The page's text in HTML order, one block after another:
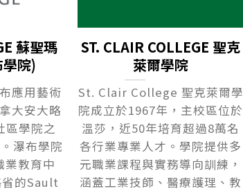
蘇聖瑪
院)
應用藝術
大安大略
區學院之
瀑布學院
業教育中
的Sault
ST. CLAIR COLLEGE 聖克
萊爾學院
St. Clair College 聖克萊爾學
院成立於1967年，主校區位於
溫莎，近50年培育超過8萬名
各行業專業人才。學院提供多
元職業課程與實務導向訓練，
涵蓋工業技師、醫療護理、教